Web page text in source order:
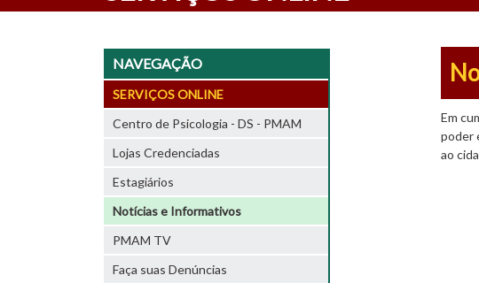
NAVEGAÇÃO
SERVIÇOS ONLINE
Centro de Psicologia - DS - PMAM
Lojas Credenciadas
Estagiários
Notícias e Informativos
PMAM TV
Faça suas Denúncias
Em
poder
ao